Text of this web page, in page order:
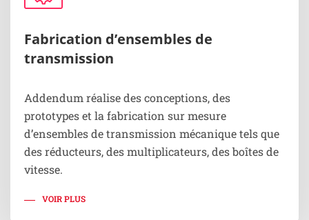
Fabrication d’ensembles de
transmission
Addendum réalise des conceptions, des
prototypes et la fabrication sur mesure
d’ensembles de transmission mécanique tels que
des réducteurs, des multiplicateurs, des boîtes de
vitesse.
VOIR PLUS